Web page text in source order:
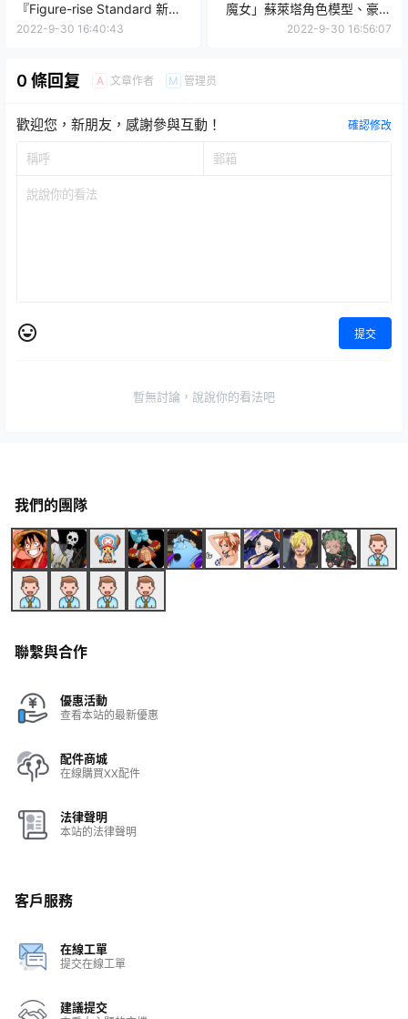
『Figure-rise Standard 新・
假面騎士』預計 2023 年 03
2022-9-30 16:40:43
魔女」蘇萊塔角色模型、豪華
壓克力展示架11月開抽！
2022-9-30 16:56:07
0 條回复 A 文章作者 M 管理员
歡迎您，新朋友，感謝參與互動！ 確認修改
提交
暫無討論，說說你的看法吧
我們的團隊
聯繫與合作
優惠活動
查看本站的最新優惠
配件商城
在線購買XX配件
法律聲明
本站的法律聲明
客戶服務
在線工單
提交在線工單
建議提交